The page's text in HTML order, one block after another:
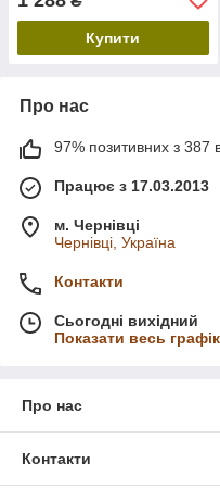
Купити
Про нас
97% позитивних з 387
Працює з 17.03.2013
м. Чернівці
Чернівці, Україна
Контакти
Сьогодні вихідний
Показати весь
Про нас
Контакти